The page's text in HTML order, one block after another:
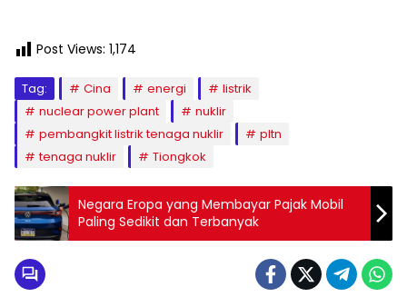
Post Views: 1,174
Tag: Cina energi
listrik
nuclear power plant
nuklir
pembangkit listrik tenaga nuklir
pltn
tenaga nuklir
Tiongkok
Negara Eropa yang Membayar Pajak Mobil
Paling Sedikit dan Terbanyak